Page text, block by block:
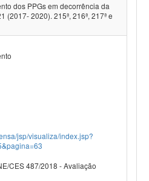
dos PPGs em decorrência da
(2017- 2020). 215ª, 216ª, 217ª e
jsp/visualiza/index.jsp?
CES 487/2018 - Avaliação